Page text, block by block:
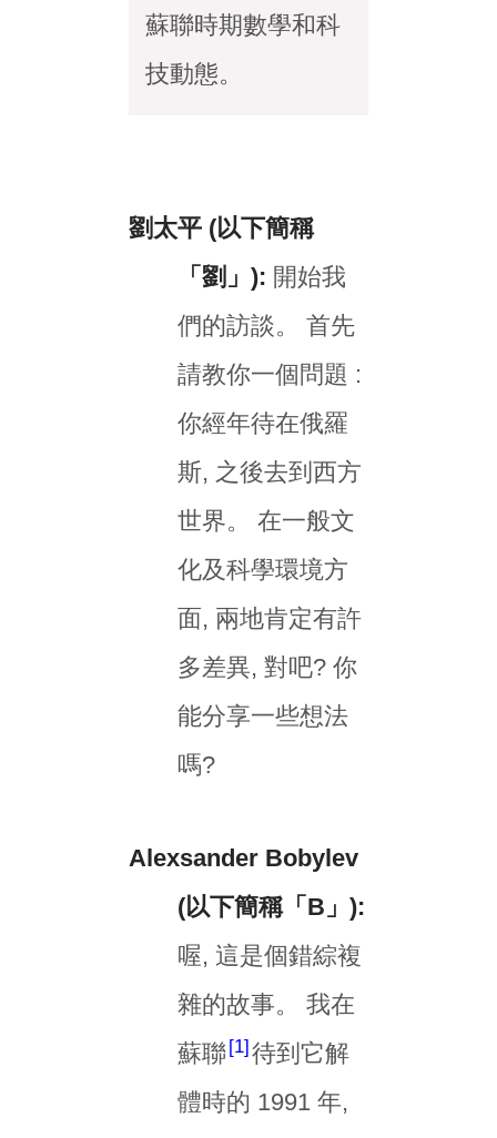
蘇聯時期數學和科
技動態。
劉太平 (以下簡稱
「劉」): 開始我
們的訪談。 首先
請教你一個問題 :
你經年待在俄羅
斯, 之後去到西方
世界。 在一般文
化及科學環境方
面, 兩地肯定有許
多差異, 對吧? 你
能分享一些想法
嗎?
Alexsander Bobylev
(以下簡稱「B」):
喔, 這是個錯綜複
雜的故事。 我在
蘇聯 1 待到它解
體時的 1991 年,